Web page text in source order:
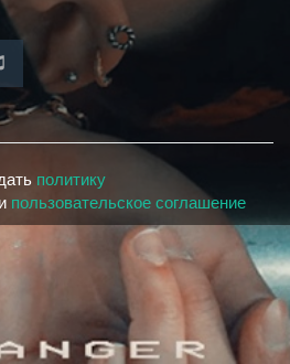
политику
и пользовательское соглашение